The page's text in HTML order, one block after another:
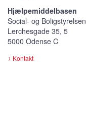
Hjælpemiddelbasen
Social- og Boligstyrelsen
Lerchesgade 35, 5
5000 Odense C
Kontakt